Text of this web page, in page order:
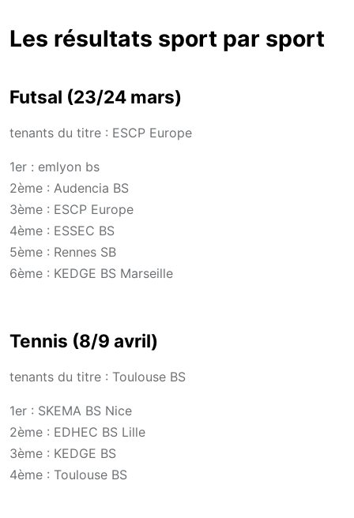
Les résultats sport par sport
Futsal (23/24 mars)
tenants du titre : ESCP Europe
1er : emlyon bs
2ème : Audencia BS
3ème : ESCP Europe
4ème : ESSEC BS
5ème : Rennes SB
6ème : KEDGE BS Marseille
Tennis (8/9 avril)
tenants du titre : Toulouse BS
1er : SKEMA BS Nice
2ème : EDHEC BS Lille
3ème : KEDGE BS
4ème : Toulouse BS